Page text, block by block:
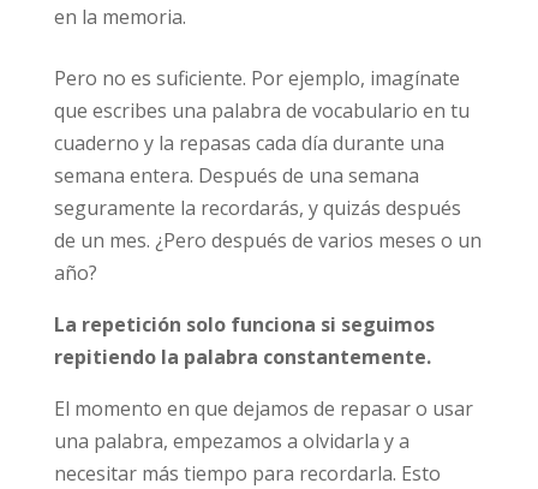
en la memoria.
Pero no es suficiente. Por ejemplo, imagínate
que escribes una palabra de vocabulario en tu
cuaderno y la repasas cada día durante una
semana entera. Después de una semana
seguramente la recordarás, y quizás después
de un mes. ¿Pero después de varios meses o un
año?
La repetición solo funciona si seguimos
repitiendo la palabra constantemente.
El momento en que dejamos de repasar o usar
una palabra, empezamos a olvidarla y a
necesitar más tiempo para recordarla. Esto